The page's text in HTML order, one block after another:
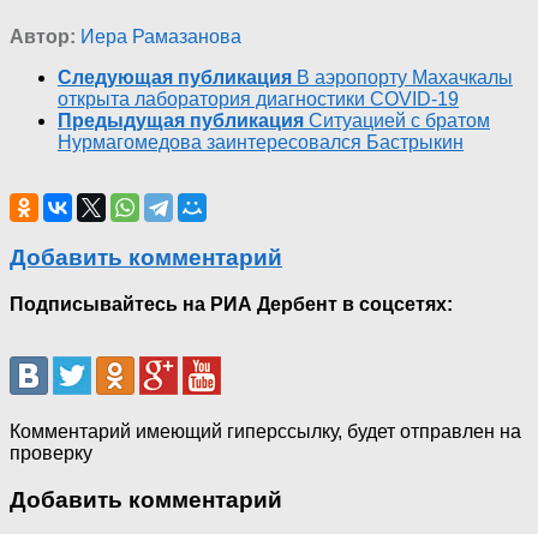
Автор: Иера Рамазанова
Следующая публикация В аэропорту Махачкалы
открыта лаборатория диагностики COVID-19
Предыдущая публикация Ситуацией с братом
Нурмагомедова заинтересовался Бастрыкин
Добавить комментарий
Подписывайтесь на РИА Дербент в соцсетях:
Комментарий имеющий гиперссылку, будет отправлен на
проверку
Добавить комментарий